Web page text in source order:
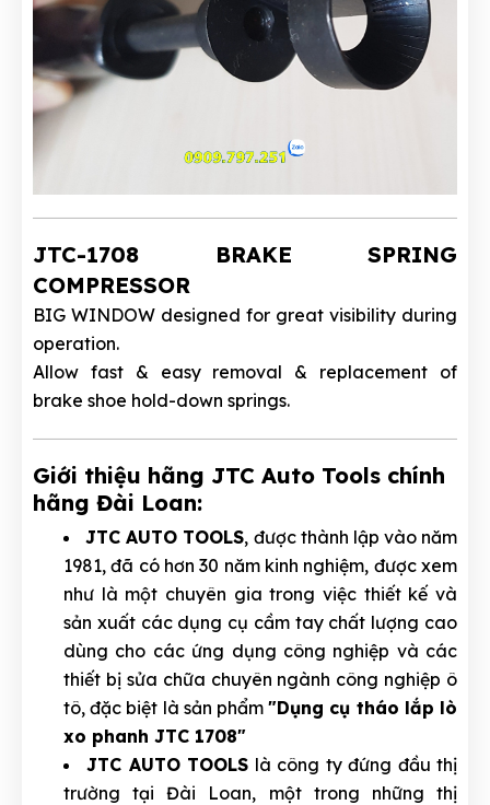
JTC-1708 BRAKE SPRING
COMPRESSOR
BIG WINDOW designed for great visibility during
operation.
Allow fast & easy removal & replacement of
brake shoe hold-down springs.
Giới thiệu hãng JTC Auto Tools chính
hãng Đài Loan:
JTC AUTO TOOLS, được thành lập vào năm
1981, đã có hơn 30 năm kinh nghiệm, được xem
như là một chuyên gia trong việc thiết kế và
sản xuất các dụng cụ cầm tay chất lượng cao
dùng cho các ứng dụng công nghiệp và các
thiết bị sửa chữa chuyên ngành công nghiệp ô
tô, đặc biệt là sản phẩm"Dụng cụ tháo lắp lò
xo phanh JTC 1708"
JTC AUTO TOOLS là công ty đứng đầu thị
trường tại Đài Loan, một trong những thị